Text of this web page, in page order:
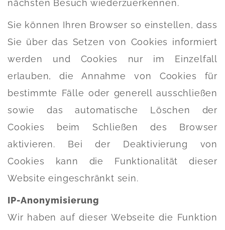
nächsten Besuch wiederzuerkennen.
Sie können Ihren Browser so einstellen, dass
Sie über das Setzen von Cookies informiert
werden und Cookies nur im Einzelfall
erlauben, die Annahme von Cookies für
bestimmte Fälle oder generell ausschließen
sowie das automatische Löschen der
Cookies beim Schließen des Browser
aktivieren. Bei der Deaktivierung von
Cookies kann die Funktionalität dieser
Website eingeschränkt sein.
IP-Anonymisierung
Wir haben auf dieser Webseite die Funktion